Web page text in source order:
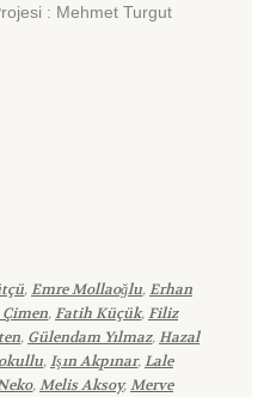
: Mehmet Turgut
,Emre Mollaoğlu,Erhan
,Fatih Küçük,Filiz
, Gülendam Yılmaz,Hazal
,Işın Akpınar,Lale
,Melis Aksoy,Merve